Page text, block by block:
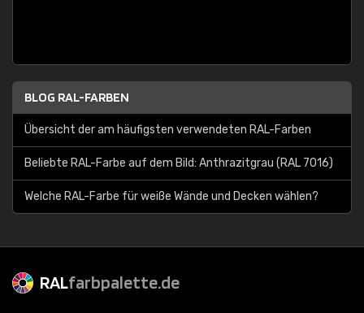
BLOG RAL-FARBEN
Übersicht der am häufigsten verwendeten RAL-Farben
Beliebte RAL-Farbe auf dem Bild: Anthrazitgrau (RAL 7016)
Welche RAL-Farbe für weiße Wände und Decken wählen?
RALfarbpalette.de